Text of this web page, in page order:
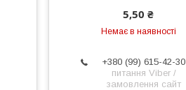
5,50 ₴
Немає в наявності
+380 (99) 615-42-30
питання Viber /
замовлення сайт